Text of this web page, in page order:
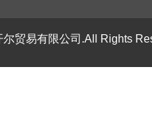
贸易有限公司.All Rights